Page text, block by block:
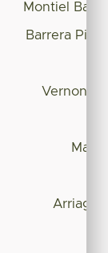
Montiel
Barrera
Vernon
Arriaga